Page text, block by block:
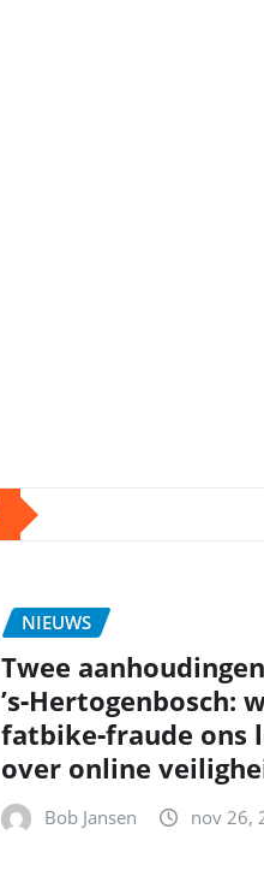
NIEUWS
Twee
’s‑Hertogenbosch:
fatbike‑fraude ons
over online
Bob Jansen nov 26,